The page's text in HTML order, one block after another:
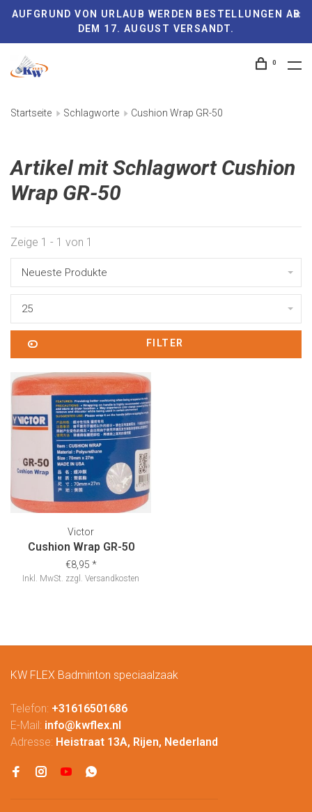
AUFGRUND VON URLAUB WERDEN BESTELLUNGEN AB
DEM 17. AUGUST VERSANDT.
0
Startseite Schlagworte Cushion Wrap GR-50
Artikel mit Schlagwort Cushion
Wrap GR-50
Zeige 1 - 1 von 1
Neueste Produkte
25
FILTER
Victor
Cushion Wrap GR-50
€8,95 *
Inkl. MwSt. zzgl. Versandkosten
KW FLEX Badminton speciaalzaak
Telefon: +31616501686
E-Mail: info@kwflex.nl
Adresse: Heistraat 13A, Rijen, Nederland